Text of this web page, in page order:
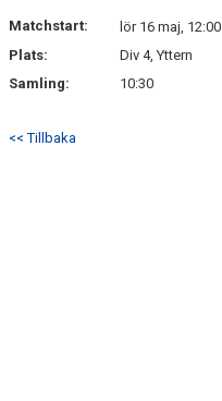
DOKUMENT
Matchstart:
lör 16 maj, 12:00
Plats:
Div 4, Yttern
Samling:
10:30
<< Tillbaka